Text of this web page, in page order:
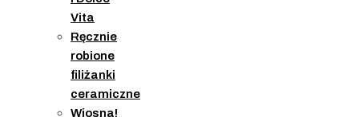
Vita
Ręcznie
robione
filiżanki
ceramiczne
Wiosna!